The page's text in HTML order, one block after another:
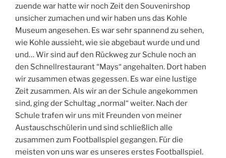
s
zuende war hatte wir noch Zeit den Souvenirshop
unsicher zumachen und wir haben uns das Kohle
Museum angesehen. Es war sehr spannend zu sehen,
wie Kohle aussieht, wie sie abgebaut wurde und und
und… Wir sind auf den Rückweg zur Schule noch an
den Schnellrestaurant “Mays“ angehalten. Dort haben
wir zusammen etwas gegessen. Es war eine lustige
Zeit zusammen. Als wir an der Schule angekommen
sind, ging der Schultag „normal“ weiter. Nach der
Schule trafen wir uns mit Freunden von meiner
Austauschschülerin und sind schließlich alle
zusammen zum Footballspiel gegangen. Für die
meisten von uns war es unseres erstes Footballspiel.